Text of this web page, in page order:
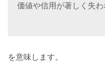
価値や信用が著しく失わ
を意味します。